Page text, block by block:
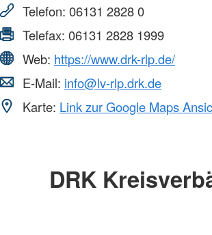
Telefon: 06131 2828 0
Telefax: 06131 2828 1999
Web: https://www.drk-rlp.de/
E-Mail: info@lv-rlp.drk.de
Karte: Link zur Google Maps
DRK